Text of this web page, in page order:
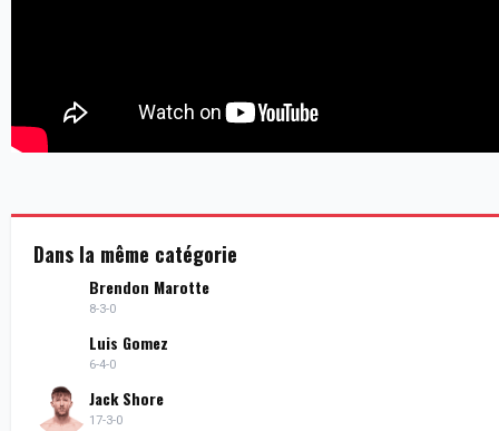
Dans la même catégorie
Brendon Marotte
8-3-0
Luis Gomez
6-4-0
Jack Shore
17-3-0